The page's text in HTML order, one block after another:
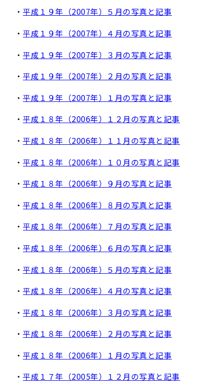
・平成１９年（2007年）５月の写真と記事
・平成１９年（2007年）４月の写真と記事
・平成１９年（2007年）３月の写真と記事
・平成１９年（2007年）２月の写真と記事
・平成１９年（2007年）１月の写真と記事
・平成１８年（2006年）１２月の写真と記事
・平成１８年（2006年）１１月の写真と記事
・平成１８年（2006年）１０月の写真と記事
・平成１８年（2006年）９月の写真と記事
・平成１８年（2006年）８月の写真と記事
・平成１８年（2006年）７月の写真と記事
・平成１８年（2006年）６月の写真と記事
・平成１８年（2006年）５月の写真と記事
・平成１８年（2006年）４月の写真と記事
・平成１８年（2006年）３月の写真と記事
・平成１８年（2006年）２月の写真と記事
・平成１８年（2006年）１月の写真と記事
・平成１７年（2005年）１２月の写真と記事